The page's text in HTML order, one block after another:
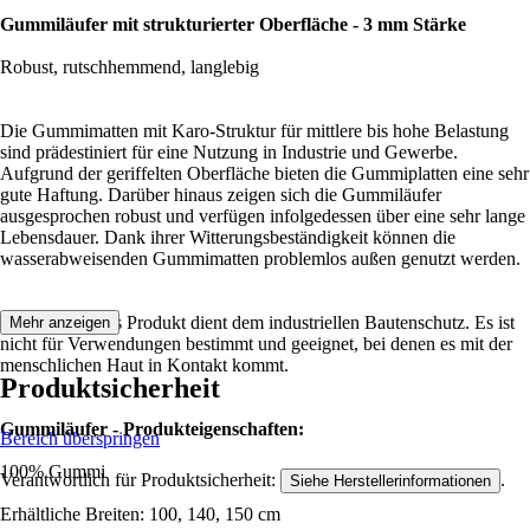
Gummiläufer mit strukturierter Oberfläche - 3 mm Stärke
Robust, rutschhemmend, langlebig
Die Gummimatten mit Karo-Struktur für mittlere bis hohe Belastung
sind prädestiniert für eine Nutzung in Industrie und Gewerbe.
Aufgrund der geriffelten Oberfläche bieten die Gummiplatten eine sehr
gute Haftung. Darüber hinaus zeigen sich die Gummiläufer
ausgesprochen robust und verfügen infolgedessen über eine sehr lange
Lebensdauer. Dank ihrer Witterungsbeständigkeit können die
wasserabweisenden Gummimatten problemlos außen genutzt werden.
Hinweis: Dieses Produkt dient dem industriellen Bautenschutz. Es ist
nicht für Verwendungen bestimmt und geeignet, bei denen es mit der
menschlichen Haut in Kontakt kommt.
Gummiläufer - Produkteigenschaften:
100% Gummi
Erhältliche Breiten: 100, 140, 150 cm
Mehr anzeigen
Produktsicherheit
Bereich überspringen
Verantwortlich für Produktsicherheit: Siehe Herstellerinformationen .